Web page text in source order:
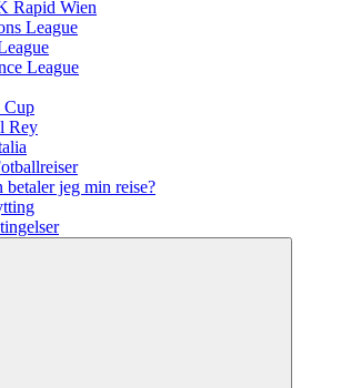
Rapid Wien
League
League
Cup
Rey
betaler jeg min reise?